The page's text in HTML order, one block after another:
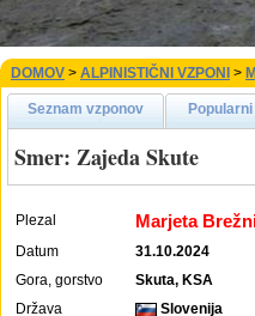
DOMOV > ALPINISTIČNI VZPONI >
Seznam vzponov
Smer: Zajeda Skute
Plezal Marjeta
Datum
31.10.2024
Gora, gorstvo
Skuta, KSA
Država
Slovenija